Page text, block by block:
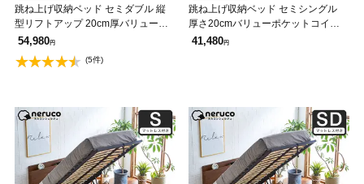
跳ね上げ収納ベッド セミダブル 縦
型リフトアップ 20cm厚バリューポ
ケットコイルマットレスセット 深さ
30cm ガス圧式収納ベッドウッドス
プリング 棚 【大型家具配送】
54,980円
(5件)
跳ね上げ収納ベッド セミシングル
厚さ20cmバリューポケットコイル
マットレス付き ウッドスプリング
41,480円